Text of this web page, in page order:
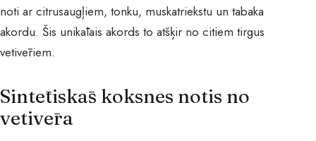
noti ar citrusaugļiem, tonku, muskatriekstu un tabaka
akordu. Šis unikālais akords to atšķir no citiem tirgus
vetivēriem.
Sintētiskās koksnes notis no
vetivēra